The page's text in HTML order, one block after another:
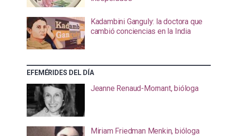
Kadambini Ganguly: la doctora que
cambió conciencias en la India
EFEMÉRIDES DEL DÍA
Jeanne Renaud-Mornant, bióloga
Miriam Friedman Menkin, bióloga